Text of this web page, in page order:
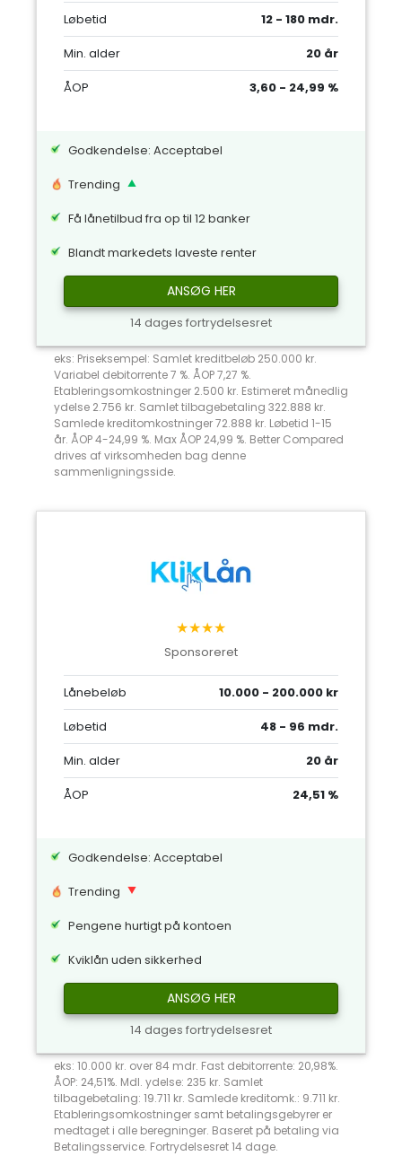
Løbetid
12 - 180 mdr.
Min. alder
20 år
ÅOP
3,60 - 24,99 %
Godkendelse: Acceptabel
Trending
Få lånetilbud fra op til 12 banker
Blandt markedets laveste renter
ANSØG HER
14 dages fortrydelsesret
eks: Priseksempel: Samlet kreditbeløb 250.000 kr.
Variabel debitorrente 7 %. ÅOP 7,27 %.
Etableringsomkostninger 2.500 kr. Estimeret månedlig
ydelse 2.756 kr. Samlet tilbagebetaling 322.888 kr.
Samlede kreditomkostninger 72.888 kr. Løbetid 1-15
år. ÅOP 4-24,99 %. Max ÅOP 24,99 %. Better Compared
drives af virksomheden bag denne
sammenligningsside.
★★★★
Sponsoreret
Lånebeløb
10.000 - 200.000 kr
Løbetid
48 - 96 mdr.
Min. alder
20 år
ÅOP
24,51 %
Godkendelse: Acceptabel
Trending
Pengene hurtigt på kontoen
Kviklån uden sikkerhed
ANSØG HER
14 dages fortrydelsesret
eks: 10.000 kr. over 84 mdr. Fast debitorrente: 20,98%.
ÅOP: 24,51%. Mdl. ydelse: 235 kr. Samlet
tilbagebetaling: 19.711 kr. Samlede kreditomk.: 9.711 kr.
Etableringsomkostninger samt betalingsgebyrer er
medtaget i alle beregninger. Baseret på betaling via
Betalingsservice. Fortrydelsesret 14 dage.